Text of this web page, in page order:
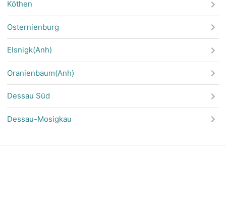
Köthen
Osternienburg
Elsnigk(Anh)
Oranienbaum(Anh)
Dessau Süd
Dessau-Mosigkau